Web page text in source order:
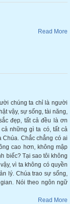
Read More
chúng ta chỉ là người
vậy, sự sống, tài năng,
đẹp, tất cả đều là ơn
những gì ta có, tất cả
Chắc chẳng có ai
cao hơn, không mập
biếc? Tại sao tôi không
vì ta không có quyền
lý. Chúa trao sự sống,
Nói theo ngôn ngữ
Read More